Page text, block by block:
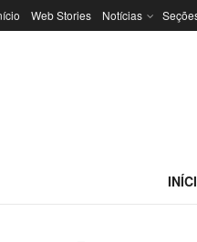
Web Stories Notícias